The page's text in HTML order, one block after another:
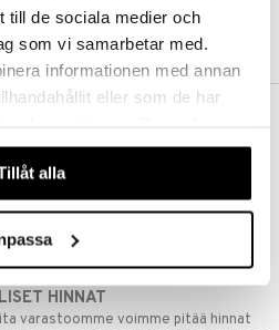
till de sociala medier och
som vi samarbetar med.
informationen med annan
eller som de har
av vår webbplats.
alla
huolimatta siitä ostatko yksittäisen
joka ylittää 50 €.
TOIMITUKSET
lähetetään normaalisti samana
HINNAT
varastoomme voimme pitää hinnat